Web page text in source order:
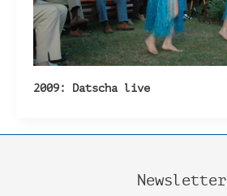
2009: Datscha live
Newsletter